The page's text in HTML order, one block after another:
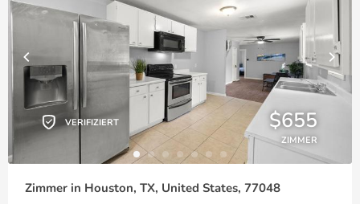
VERIFIZIERT $655
ZIMMER
Zimmer in Houston, TX, United States, 77048